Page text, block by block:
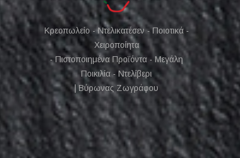
Κρεοπωλείο - Ντελικατέσεν - Ποιοτικά -
Χειροποίητα
- Πιστοποιημένα Προϊόντα - Μεγάλη
Ποικιλία - Ντελίβερι
| Βύρωνας Ζωγράφου